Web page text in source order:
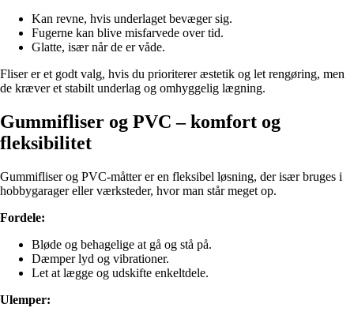
Kan revne, hvis underlaget bevæger sig.
Fugerne kan blive misfarvede over tid.
Glatte, især når de er våde.
Fliser er et godt valg, hvis du prioriterer æstetik og let rengøring, men
de kræver et stabilt underlag og omhyggelig lægning.
Gummifliser og PVC – komfort og
fleksibilitet
Gummifliser og PVC-måtter er en fleksibel løsning, der især bruges i
hobbygarager eller værksteder, hvor man står meget op.
Fordele:
Bløde og behagelige at gå og stå på.
Dæmper lyd og vibrationer.
Let at lægge og udskifte enkeltdele.
Ulemper: